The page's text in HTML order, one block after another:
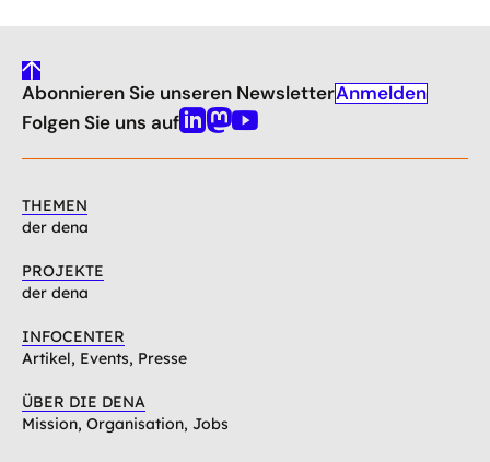
gehe
nach
oben
Abonnieren Sie unseren NewsletterAnmelden
Folgen Sie uns aufLinkedin
Mastodon
Youtube
THEMEN
der dena
PROJEKTE
der dena
INFOCENTER
Artikel, Events, Presse
ÜBER DIE DENA
Mission, Organisation, Jobs